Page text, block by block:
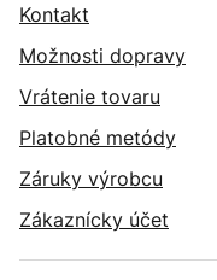
Kontakt
Možnosti dopravy
Vrátenie tovaru
Platobné metódy
Záruky výrobcu
Zákaznícky účet